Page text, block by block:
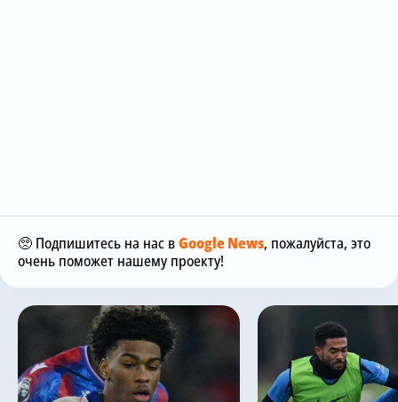
🥺 Подпишитесь на нас вGoogle News, пожалуйста, это
очень поможет нашему проекту!